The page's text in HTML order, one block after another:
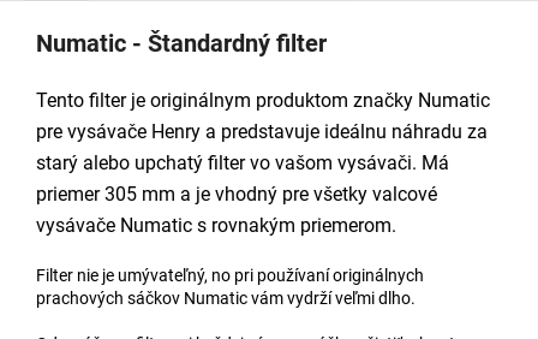
Numatic - Štandardný filter
Tento filter je originálnym produktom značky Numatic
pre vysávače Henry a predstavuje ideálnu náhradu za
starý alebo upchatý filter vo vašom vysávači. Má
priemer 305 mm a je vhodný pre všetky valcové
vysávače Numatic s rovnakým priemerom.
Filter nie je umývateľný, no pri používaní originálnych
prachových sáčkov Numatic vám vydrží veľmi dlho.